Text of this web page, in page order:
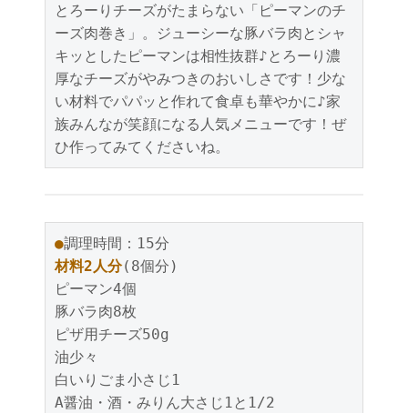
とろーりチーズがたまらない「ピーマンのチ
ーズ肉巻き」。ジューシーな豚バラ肉とシャ
キッとしたピーマンは相性抜群♪とろーり濃
厚なチーズがやみつきのおいしさです！少な
い材料でパパッと作れて食卓も華やかに♪家
族みんなが笑顔になる人気メニューです！ぜ
ひ作ってみてくださいね。
●調理時間：15分
材料2人分(8個分)
ピーマン4個
豚バラ肉8枚
ピザ用チーズ50g
油少々
白いりごま小さじ1
A醤油・酒・みりん大さじ1と1/2